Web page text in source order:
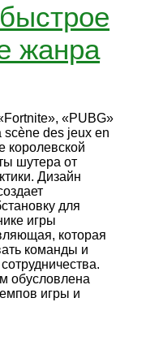
жанра
«PUBG»
scène des jeux en
королевской
шутера от
Дизайн
для
игры
которая
команды и
обусловлена
игры и